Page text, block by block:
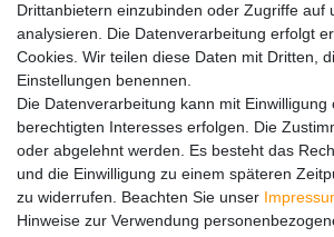
Drittanbietern einzubinden oder Zugriffe auf
analysieren. Die Datenverarbeitung erfolgt
Cookies. Wir teilen diese Daten mit Dritten,
Einstellungen benennen.
Die Datenverarbeitung kann mit
berechtigten Interesses erfolgen. Die
oder abgelehnt werden. Es besteht das
und die Einwilligung zu einem späteren
zu widerrufen. Beachten Sie unser
Hinweise zur Verwendung
Hinweise zur Batterieentsorgung
Im Zusammenhang mit dem Vertrieb von
der Lieferung von Geräten, die Batterien
verpflichtet, Sie auf folgendes hinzuweisen:
Sie sind zur Rückgabe gebrauchter
gesetzlich verpflichtet. Sie können
Neubatterien im Sortiment führen oder
unentgeltlich an unserem Versandlager
zurückgeben. Die auf den Batterien